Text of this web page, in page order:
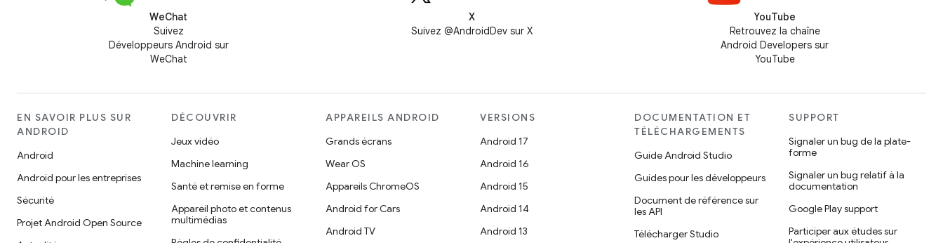
WeChat
Suivez
Développeurs Android sur
WeChat
X
Suivez @AndroidDev sur X
YouTube
Retrouvez la chaîne
Android Developers sur
YouTube
EN SAVOIR PLUS SUR
ANDROID
Android
Android pour les entreprises
Sécurité
Projet Android Open Source
DÉCOUVRIR
Jeux vidéo
Machine learning
Santé et remise en forme
Appareil photo et contenus
multimédias
APPAREILS ANDROID
Grands écrans
Wear OS
Appareils ChromeOS
Android for Cars
Android TV
VERSIONS
Android 17
Android 16
Android 15
Android 14
Android 13
DOCUMENTATION ET
TÉLÉCHARGEMENTS
Guide Android Studio
Guides pour les développeurs
Document de référence sur
les API
Télécharger Studio
SUPPORT
Signaler un bug de la plate-
forme
Signaler un bug relatif à la
documentation
Google Play support
Participer aux études sur